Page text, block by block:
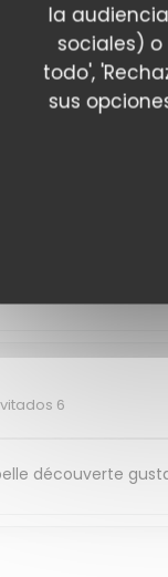
la
sociales)
todo',
sus
Las
2
soirée, nous
6
découverte